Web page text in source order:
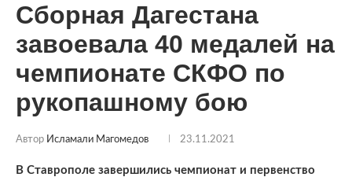
Сборная Дагестана
завоевала 40 медалей на
чемпионате СКФО по
рукопашному бою
Автор Исламали Магомедов 23.11.2021
В Ставрополе завершились чемпионат и первенство